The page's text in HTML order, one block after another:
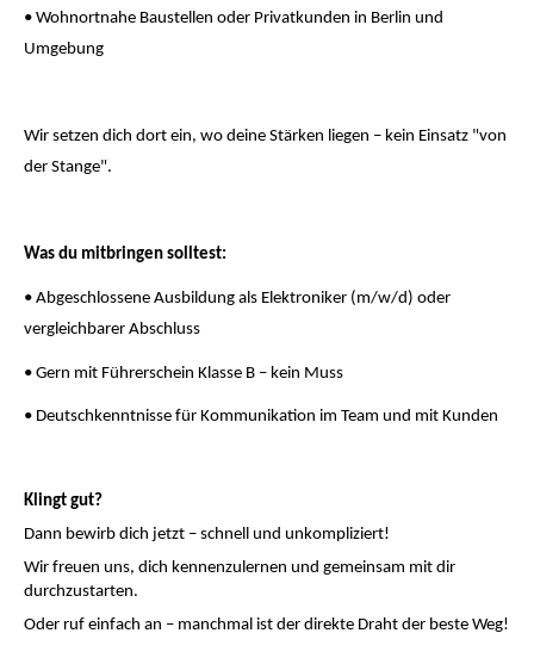
• Wohnortnahe Baustellen oder Privatkunden in Berlin und
Umgebung
Wir setzen dich dort ein, wo deine Stärken liegen – kein Einsatz "von
der Stange".
Was du mitbringen solltest:
• Abgeschlossene Ausbildung als Elektroniker (m/w/d) oder
vergleichbarer Abschluss
• Gern mit Führerschein Klasse B – kein Muss
• Deutschkenntnisse für Kommunikation im Team und mit Kunden
Klingt gut?
Dann bewirb dich jetzt – schnell und unkompliziert!
Wir freuen uns, dich kennenzulernen und gemeinsam mit dir
durchzustarten.
Oder ruf einfach an – manchmal ist der direkte Draht der beste Weg!